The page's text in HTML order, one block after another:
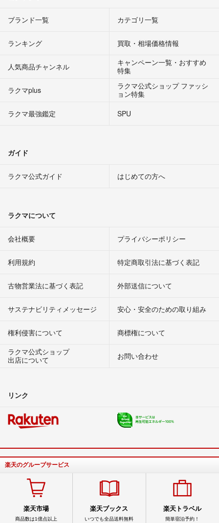
ブランド一覧 カテゴリ一覧
ランキング 買取・相場価格情報
人気商品チャンネル
キャンペーン一覧・おすすめ
特集
ラクマplus
ラクマ公式ショップ ファッシ
ョン特集
ラクマ最強鑑定
SPU
ガイド
ラクマ公式ガイド はじめての方へ
ラクマについて
会社概要 プライバシーポリシー
利用規約 特定商取引法に基づく表記
古物営業法に基づく表記 外部送信について
サステナビリティメッセージ 安心・安全のための取り組み
権利侵害について
商標権について
ラクマ公式ショップ
出店について
お問い合わせ
リンク
楽天のグループサービス
楽天市場
商品数は1億点以上
楽天ブックス
いつでも全品送料無料
楽天トラベル
簡単宿泊予約！